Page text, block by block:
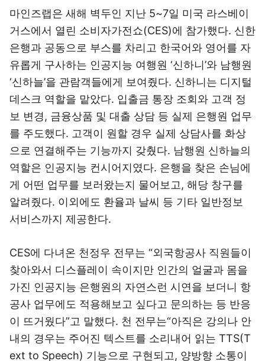
마인즈랩은 새해 벽두인 지난 5~7일 미국 라스베이
거스에서 열린 소비자가전쇼(CES)에 참가했다. 신한
은행과 공동으로 부스를 차리고 한국어와 영어를 자
유롭게 구사하는 인공지능 여행원 ‘신하니’와 남행원
‘신하늘’을 관람객들에게 보여줬다. 신하니는 디지털
데스크 역할을 맡았다. 입출금 통장 조회와 고객 정
보 변경, 금융상품 및 대출 상담 등 실제 은행원 업무
를 주도했다. 고객이 원할 경우 실제 상담사를 화상
으로 연결해주는 기능까지 갖췄다. 남행원 신하늘의
역할은 인공지능 컨시어지였다. 은행을 찾은 손님에
게 어떤 업무를 보러왔는지 물어보고, 해당 창구를
알려줬다. 이외에도 환율과 날씨 등 기타 일반정보
서비스까지 제공한다.
CES에 다녀온 천정우 전무는 “외국항공사 직원들이
찾아와서 디스플레이 속이지만 인간의 얼굴과 몸을
가진 인공지능 은행원의 자연스런 시연을 보더니 항
공사 업무에도 적용해보고 싶다고 문의하는 등 반응
이 뜨거웠다”고 말했다. 천 전무는“아직은 강의나 안
내의 경우는 주어진 텍스트를 소리내어 읽는 TTS(T
ext to Speech) 기능으로 구현되고, 양방향 소통이